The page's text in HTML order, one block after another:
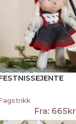
Fra: 665kr